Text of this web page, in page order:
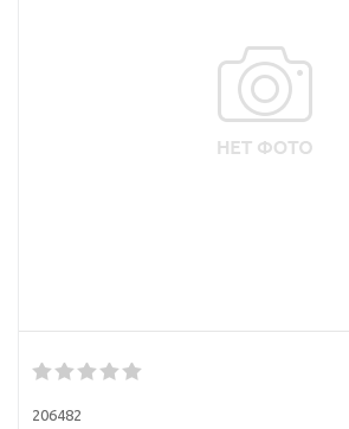
206482